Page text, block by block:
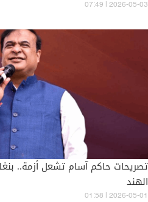
07:49 | 2026-05-03
تصريحات حاكم آسام تشعل أزمة..
الهند
01:58 | 2026-05-01